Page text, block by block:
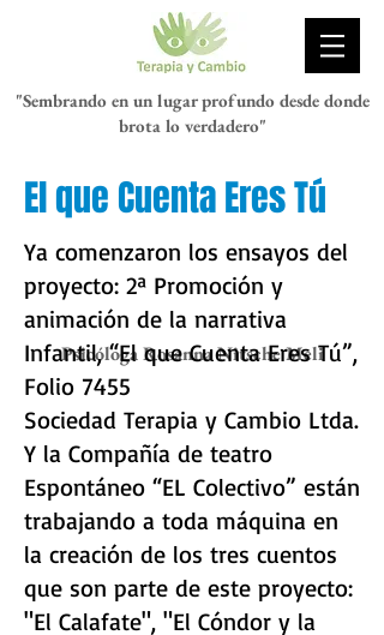
"Sembrando en un lugar profundo desde donde
brota lo verdadero"
Psicóloga Rosanna Nitsche Meli
El que Cuenta Eres Tú
Ya comenzaron los ensayos del
proyecto: 2ª Promoción y
animación de la narrativa
Infantil, “El que Cuenta Eres Tú”,
Folio 7455
Sociedad Terapia y Cambio Ltda.
Y la Compañía de teatro
Espontáneo “EL Colectivo” están
trabajando a toda máquina en
la creación de los tres cuentos
que son parte de este proyecto:
"El Calafate", "El Cóndor y la